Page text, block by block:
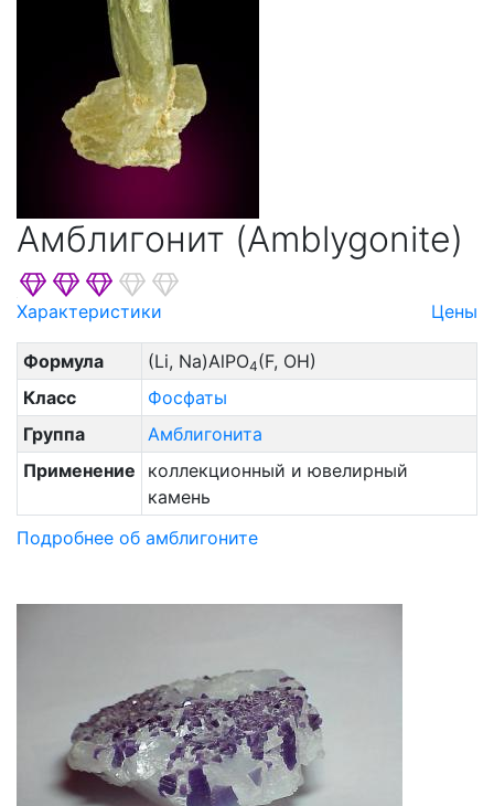
Амблигонит (Amblygonite)
Характеристики Цены
Формула (Li, Na)AlPO4(F, OH)
Класс
Фосфаты
Группа
Амблигонита
Применение
коллекционный и ювелирный
камень
Подробнее об амблигоните